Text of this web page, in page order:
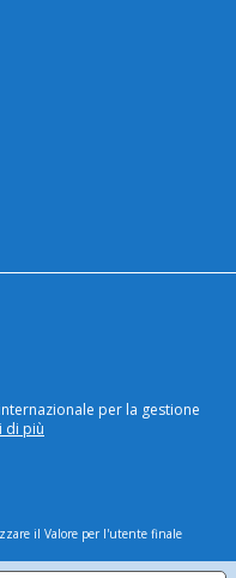
per la gestione
di più
il Valore per l'utente finale